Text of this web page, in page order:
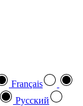
Français
Pусский